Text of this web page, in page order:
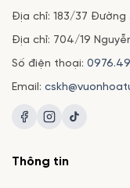
Địa chỉ: 183/37 Đường
Địa chỉ: 704/19
Số điện thoại:
Email:
Thông tin